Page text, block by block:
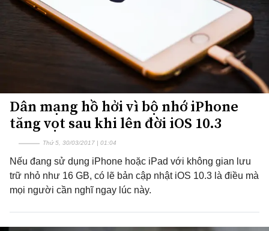
Dân mạng hồ hởi vì bộ nhớ iPhone
tăng vọt sau khi lên đời iOS 10.3
Thứ 5, 30/03/2017 | 01:04
Nếu đang sử dụng iPhone hoặc iPad với không gian lưu
trữ nhỏ như 16 GB, có lẽ bản cập nhật iOS 10.3 là điều mà
mọi người cần nghĩ ngay lúc này.